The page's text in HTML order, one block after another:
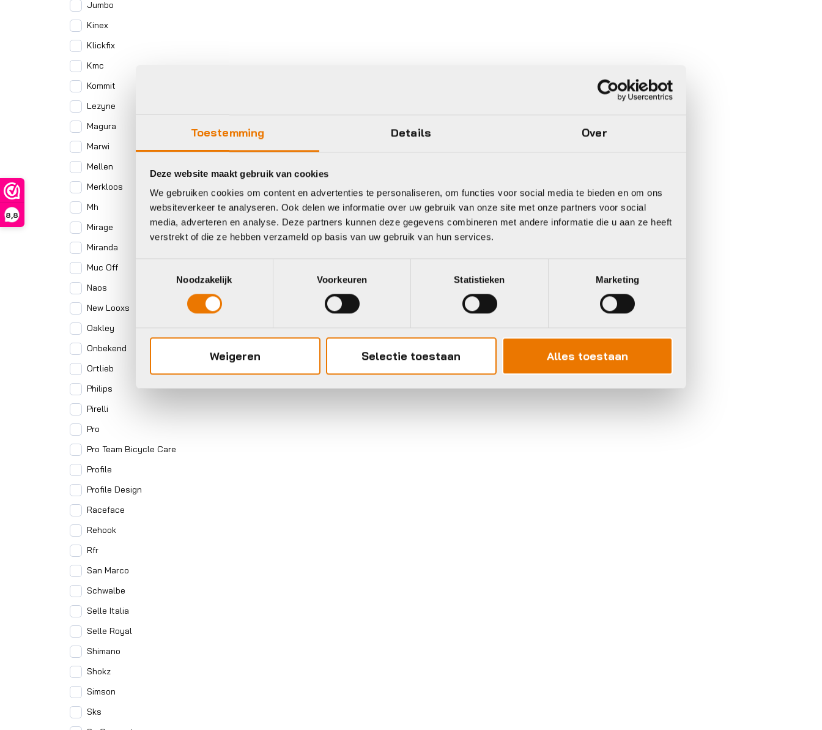
Toestemming Details Over
Deze website maakt gebruik van cookies
We gebruiken cookies om content en advertenties te personaliseren, om functies voor social media te bieden en om ons
websiteverkeer te analyseren. Ook delen we informatie over uw gebruik van onze site met onze partners voor social
media, adverteren en analyse. Deze partners kunnen deze gegevens combineren met andere informatie die u aan ze heeft
verstrekt of die ze hebben verzameld op basis van uw gebruik van hun services.
Noodzakelijk
Voorkeuren Statistieken Marketing
Weigeren Selectie toestaan Alles toestaan
8,8
Jumbo
Kinex
Klickfix
Kmc
Kommit
Lezyne
Magura
Marwi
Mellen
Merkloos
Mh
Mirage
Miranda
Muc Off
Naos
New Looxs
Oakley
Onbekend
Ortlieb
Philips
Pirelli
Pro
Pro Team Bicycle Care
Profile
Profile Design
Raceface
Rehook
Rfr
San Marco
Schwalbe
Selle Italia
Selle Royal
Shimano
Shokz
Simson
Sks